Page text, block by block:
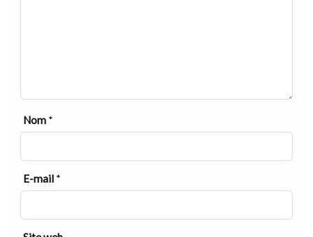
Nom *
E-mail *